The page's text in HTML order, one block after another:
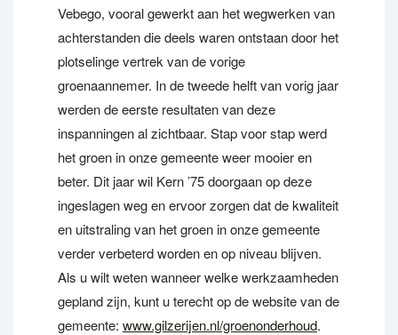
Vebego, vooral gewerkt aan het wegwerken van
achterstanden die deels waren ontstaan door het
plotselinge vertrek van de vorige
groenaannemer. In de tweede helft van vorig jaar
werden de eerste resultaten van deze
inspanningen al zichtbaar. Stap voor stap werd
het groen in onze gemeente weer mooier en
beter. Dit jaar wil Kern ’75 doorgaan op deze
ingeslagen weg en ervoor zorgen dat de kwaliteit
en uitstraling van het groen in onze gemeente
verder verbeterd worden en op niveau blijven.
Als u wilt weten wanneer welke werkzaamheden
gepland zijn, kunt u terecht op de website van de
gemeente: www.gilzerijen.nl/groenonderhoud.